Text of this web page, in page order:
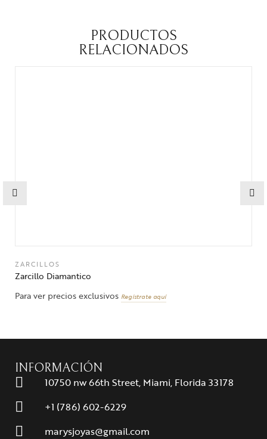
PRODUCTOS
RELACIONADOS
ZARCILLOS
Zarcillo Diamantico
Para ver precios exclusivos Regístrate aquí
INFORMACIÓN
10750 nw 66th Street, Miami, Florida 33178
+1 (786) 602-6229
marysjoyas@gmail.com